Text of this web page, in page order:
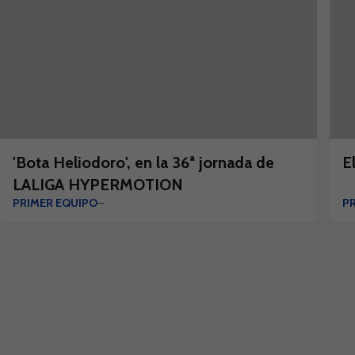
'Bota Heliodoro', en la 36ª jornada de
LALIGA HYPERMOTION
PRIMER EQUIPO